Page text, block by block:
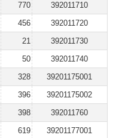
770
392011710
456
392011720
21
392011730
50
392011740
328
39201175001
396
39201175002
398
392011760
619
39201177001